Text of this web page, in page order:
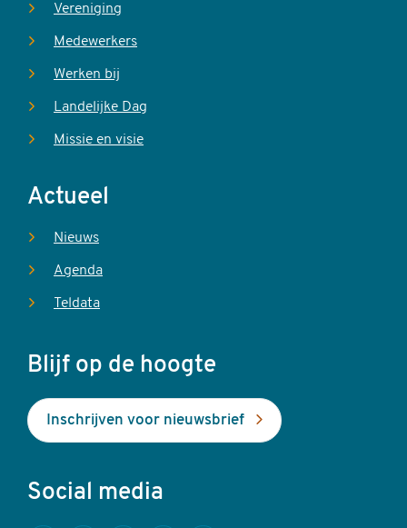
Vereniging
Medewerkers
Werken bij
Landelijke Dag
Missie en visie
Actueel
Nieuws
Agenda
Teldata
Blijf op de hoogte
Inschrijven voor nieuwsbrief
Social media